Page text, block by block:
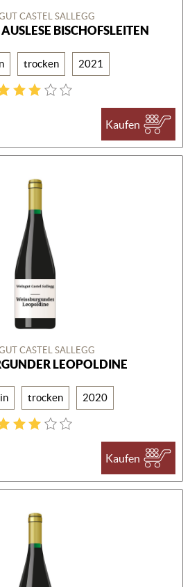
CASTEL SALLEGG
BISCHOFSLEITEN
trocken 2021
Kaufen
CASTEL SALLEGG
LEOPOLDINE
trocken 2020
Kaufen